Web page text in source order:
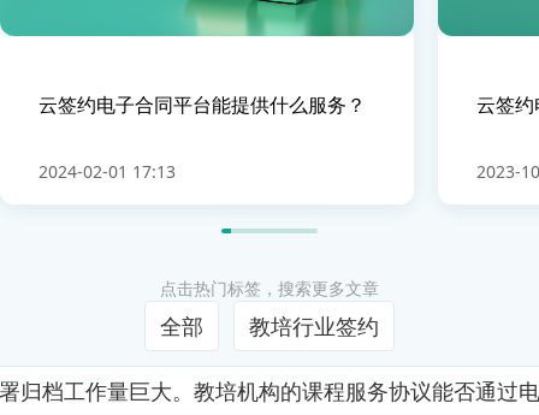
云签约电子合同平台能提供什么服务？
2024-02-01 17:13
云签
2023-
点击热门标签，搜索更多文章
全部 教培行业签约
归档工作量巨大。教培机构的课程服务协议能否通过